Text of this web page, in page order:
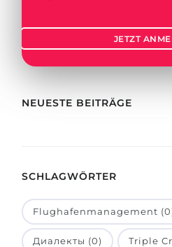
BERUFE
Beispiel-Stellenangebote
Holland-Test
Interessenkarte-Test
RIASEC-Test
BEWERBEN FÜR
Medizin
Physik
BEWERBEN AUS …
Russland
Ukraine
JETZT
NEUESTE BEITRÄGE
SCHLAGWÖRTER
Flughafenmanagement
Диалекты (0) Triple